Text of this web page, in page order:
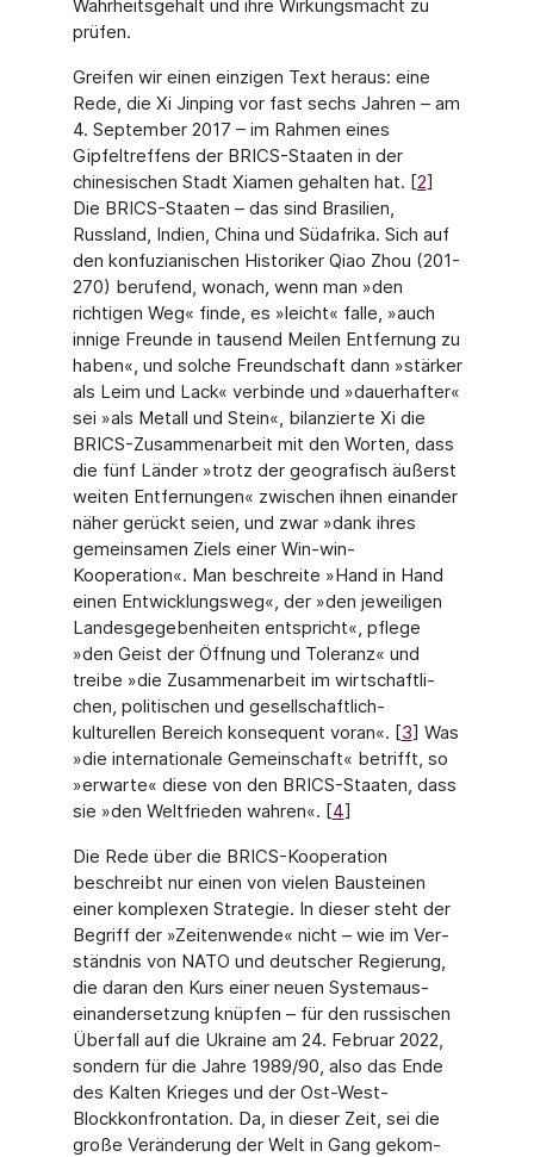
Wahrheitsgehalt und ihre Wirkungsmacht zu
prüfen.
Greifen wir einen einzigen Text heraus: eine
Rede, die Xi Jinping vor fast sechs Jahren – am
4. September 2017 – im Rahmen eines
Gipfeltreffens der BRICS-Staaten in der
chinesi­schen Stadt Xiamen gehalten hat. [2]
Die BRICS-Staaten – das sind Brasilien,
Russland, Indien, China und Südafrika. Sich auf
den konfuzianischen Historiker Qiao Zhou (201-
270) berufend, wonach, wenn man »den
richtigen Weg« finde, es »leicht« falle, »auch
innige Freunde in tausend Meilen Entfernung zu
haben«, und solche Freundschaft dann »stärker
als Leim und Lack« verbinde und »dauerhafter«
sei »als Metall und Stein«, bilanzierte Xi die
BRICS-Zusammenarbeit mit den Worten, dass
die fünf Länder »trotz der geografisch äußerst
weiten Entfernungen« zwischen ihnen einander
näher gerückt seien, und zwar »dank ihres
gemeinsamen Ziels einer Win-win-
Kooperation«. Man beschreite »Hand in Hand
einen Entwicklungsweg«, der »den jeweiligen
Landesgegebenheiten entspricht«, pfle­ge
»den Geist der Öffnung und Toleranz« und
treibe »die Zusammenarbeit im wirtschaftli­
chen, politischen und gesellschaftlich-
kulturellen Bereich konsequent voran«. [3] Was
»die internationale Gemeinschaft« betrifft, so
»erwarte« diese von den BRICS-Staaten, dass
sie »den Weltfrieden wahren«. [4]
Die Rede über die BRICS-Kooperation
beschreibt nur einen von vielen Bausteinen
einer komplexen Strategie. In dieser steht der
Begriff der »Zeitenwende« nicht – wie im Ver­
ständnis von NATO und deutscher Regierung,
die daran den Kurs einer neuen Systemaus­
einandersetzung knüpfen – für den russischen
Überfall auf die Ukraine am 24. Februar 2022,
sondern für die Jahre 1989/90, also das Ende
des Kalten Krieges und der Ost-West-
Blockkonfrontation. Da, in dieser Zeit, sei die
große Veränderung der Welt in Gang gekom­